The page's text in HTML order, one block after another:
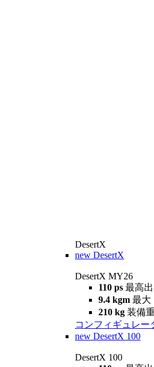
DesertX
new DesertX
DesertX MY26
110 ps 最高
9.4 kgm 最大
210 kg 装備
コンフィギュレー
new DesertX 100
DesertX 100